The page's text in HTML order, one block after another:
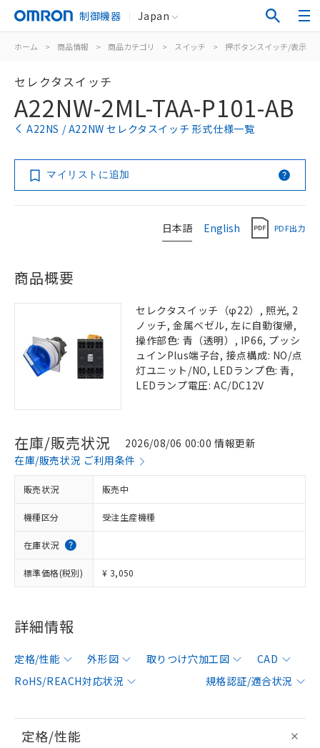
制御機器 Japan
ホーム > 商品情報 > 商品カテゴリ > スイッチ > 押ボタンスイッチ/表示灯
セレクタスイッチ
A22NW-2ML-TAA-P101-AB
A22NS / A22NW セレクタスイッチ 形式仕様一覧
マイリストに追加
日本語 English PDF出力
商品概要
セレクタスイッチ（φ22）, 照光, 2
ノッチ, 金属ベゼル, 左に自動復帰,
操作部色: 青（透明）, IP66, プッシ
ュインPlus端子台, 接点構成: NO/点
灯ユニット/NO, LEDランプ色: 青,
LEDランプ電圧: AC/DC12V
在庫/販売状況
2026/08/06 00:00 情報更新
在庫/販売状況 ご利用条件
販売状況 販売中
機種区分 受注生産機種
在庫状況
標準価格(税別) ¥ 3,050
詳細情報
定格/性能 外形図 取りつけ穴加工図
CAD
RoHS/REACH対応状況
規格認証/適合状況
定格/性能